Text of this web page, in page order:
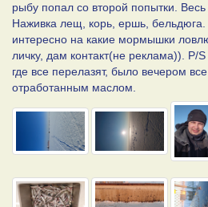
рыбу попал со второй попытки.
Наживка лещ, корь, ершь,
интересно на какие мормышки
личку, дам контакт(не реклама)). P/
где все перелазят, было вечером
отработанным маслом.